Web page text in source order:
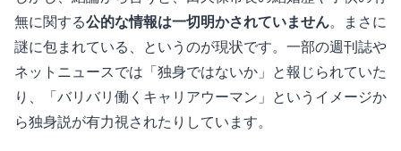
無に関する公的な情報は一切明かされていません。まさに
謎に包まれている、というのが現状です。一部の週刊誌や
ネットニュースでは「独身ではないか」と報じられていた
り、「バリバリ働くキャリアウーマン」というイメージか
ら独身説が有力視されたりしています。